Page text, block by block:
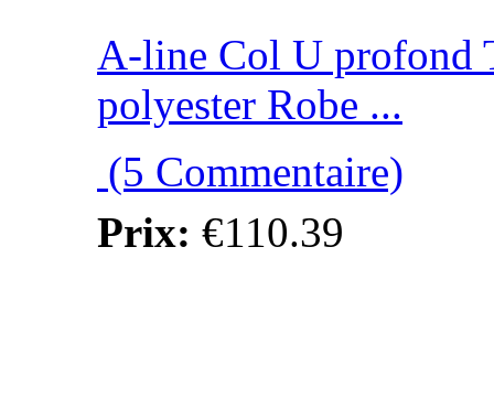
A-line Col U profond
polyester Robe ...
(5 Commentaire)
Prix: €110.39